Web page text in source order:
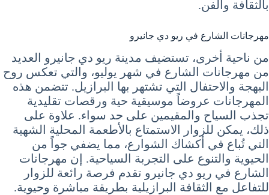
بالثقافة والفن.
مهرجانات الشارع في ريو دي جانيرو
من ناحية أخرى، تستضيف مدينة ريو دي جانيرو العديد
من مهرجانات الشارع في شهر يوليو، والتي تعكس روح
البهجة والاحتفال التي تشتهر بها البرازيل. تتضمن هذه
المهرجانات عروضاً موسيقية حية ورقصات تقليدية
تجذب السياح والمقيمين على حد سواء. علاوة على
ذلك، يمكن للزوار الاستمتاع بالأطعمة المحلية الشهية
التي تُباع في أكشاك الشوارع، مما يضفي جواً من
الحيوية والتنوع على التجربة السياحية. إن مهرجانات
الشارع في ريو دي جانيرو تقدم فرصة رائعة للزوار
للتفاعل مع الثقافة البرازيلية بطريقة مباشرة وحيوية.